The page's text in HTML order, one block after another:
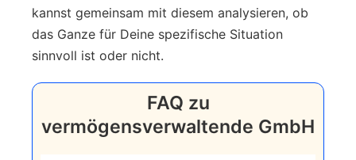
kannst gemeinsam mit diesem analysieren, ob
das Ganze für Deine spezifische Situation
sinnvoll ist oder nicht.
FAQ zu
vermögensverwaltende GmbH